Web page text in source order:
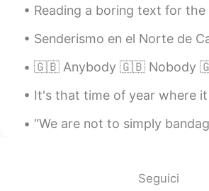
Reading a boring text for the sake of learning English is not a good
Senderismo en el Norte de California! Una pequeña serpiente y yo
🇬🇧 Anybody 🇬🇧 Nobody 🇬🇧 Somebody - Anybody - Anybody can learn a
It's that time of year where it starts to get really hot. So I want
“We are not to simply bandage the wounds of victims beneath the
Seguici